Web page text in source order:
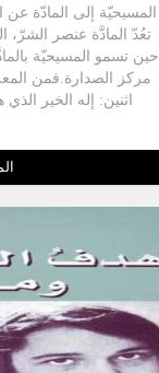
المسيحيّة إلى المادّة عن
تعُدّ المادَّة عنصر الشرّ،
حين تسمو المسيحيّة
مركز الصدارة.فمن
اثنين: إله الخير
المادّة صالحة في
من العناصر التي تكوّن